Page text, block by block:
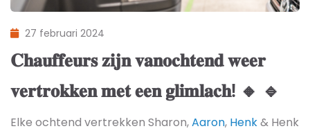
27 februari 2024
𝐂𝐡𝐚𝐮𝐟𝐟𝐞𝐮𝐫𝐬 𝐳𝐢𝐣𝐧 𝐯𝐚𝐧𝐨𝐜𝐡𝐭𝐞𝐧𝐝 𝐰𝐞𝐞𝐫
𝐯𝐞𝐫𝐭𝐫𝐨𝐤𝐤𝐞𝐧 𝐦𝐞𝐭 𝐞𝐞𝐧 𝐠𝐥𝐢𝐦𝐥𝐚𝐜𝐡! 🔸 🔹
Elke ochtend vertrekken Sharon,Aaron, Henk& Henk